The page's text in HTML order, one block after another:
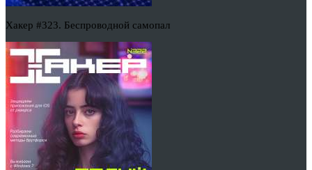
Хакер #323. Беспроводной самопал